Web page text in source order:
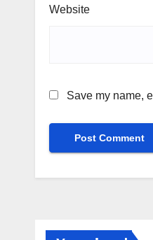
Website
Save my name,